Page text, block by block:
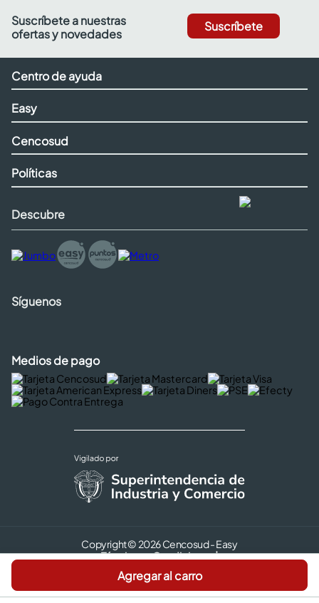
Agregar al carro
Suscríbete a nuestras
ofertas y novedades
Suscríbete
Centro de ayuda
Easy
Cencosud
Políticas
Descubre
Síguenos
Medios de pago
Copyright © 2026 Cencosud - Easy
Términos y Condiciones |
Seguridad y Privacidad |
Código de ética